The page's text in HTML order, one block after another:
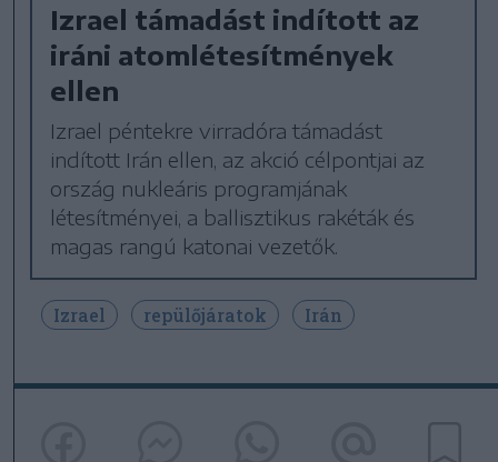
Izrael támadást indított az
iráni atomlétesítmények
ellen
Izrael péntekre virradóra támadást
indított Irán ellen, az akció célpontjai az
ország nukleáris programjának
létesítményei, a ballisztikus rakéták és
magas rangú katonai vezetők.
Izrael repülőjáratok Irán